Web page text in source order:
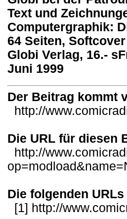
Text und
Computergraphik:
64 Seiten, Softcover
Globi Verlag, 16.-
Juni 1999
Der Beitrag kommt
http://
Die URL für diesen
http://
Die folgenden
[1] http://